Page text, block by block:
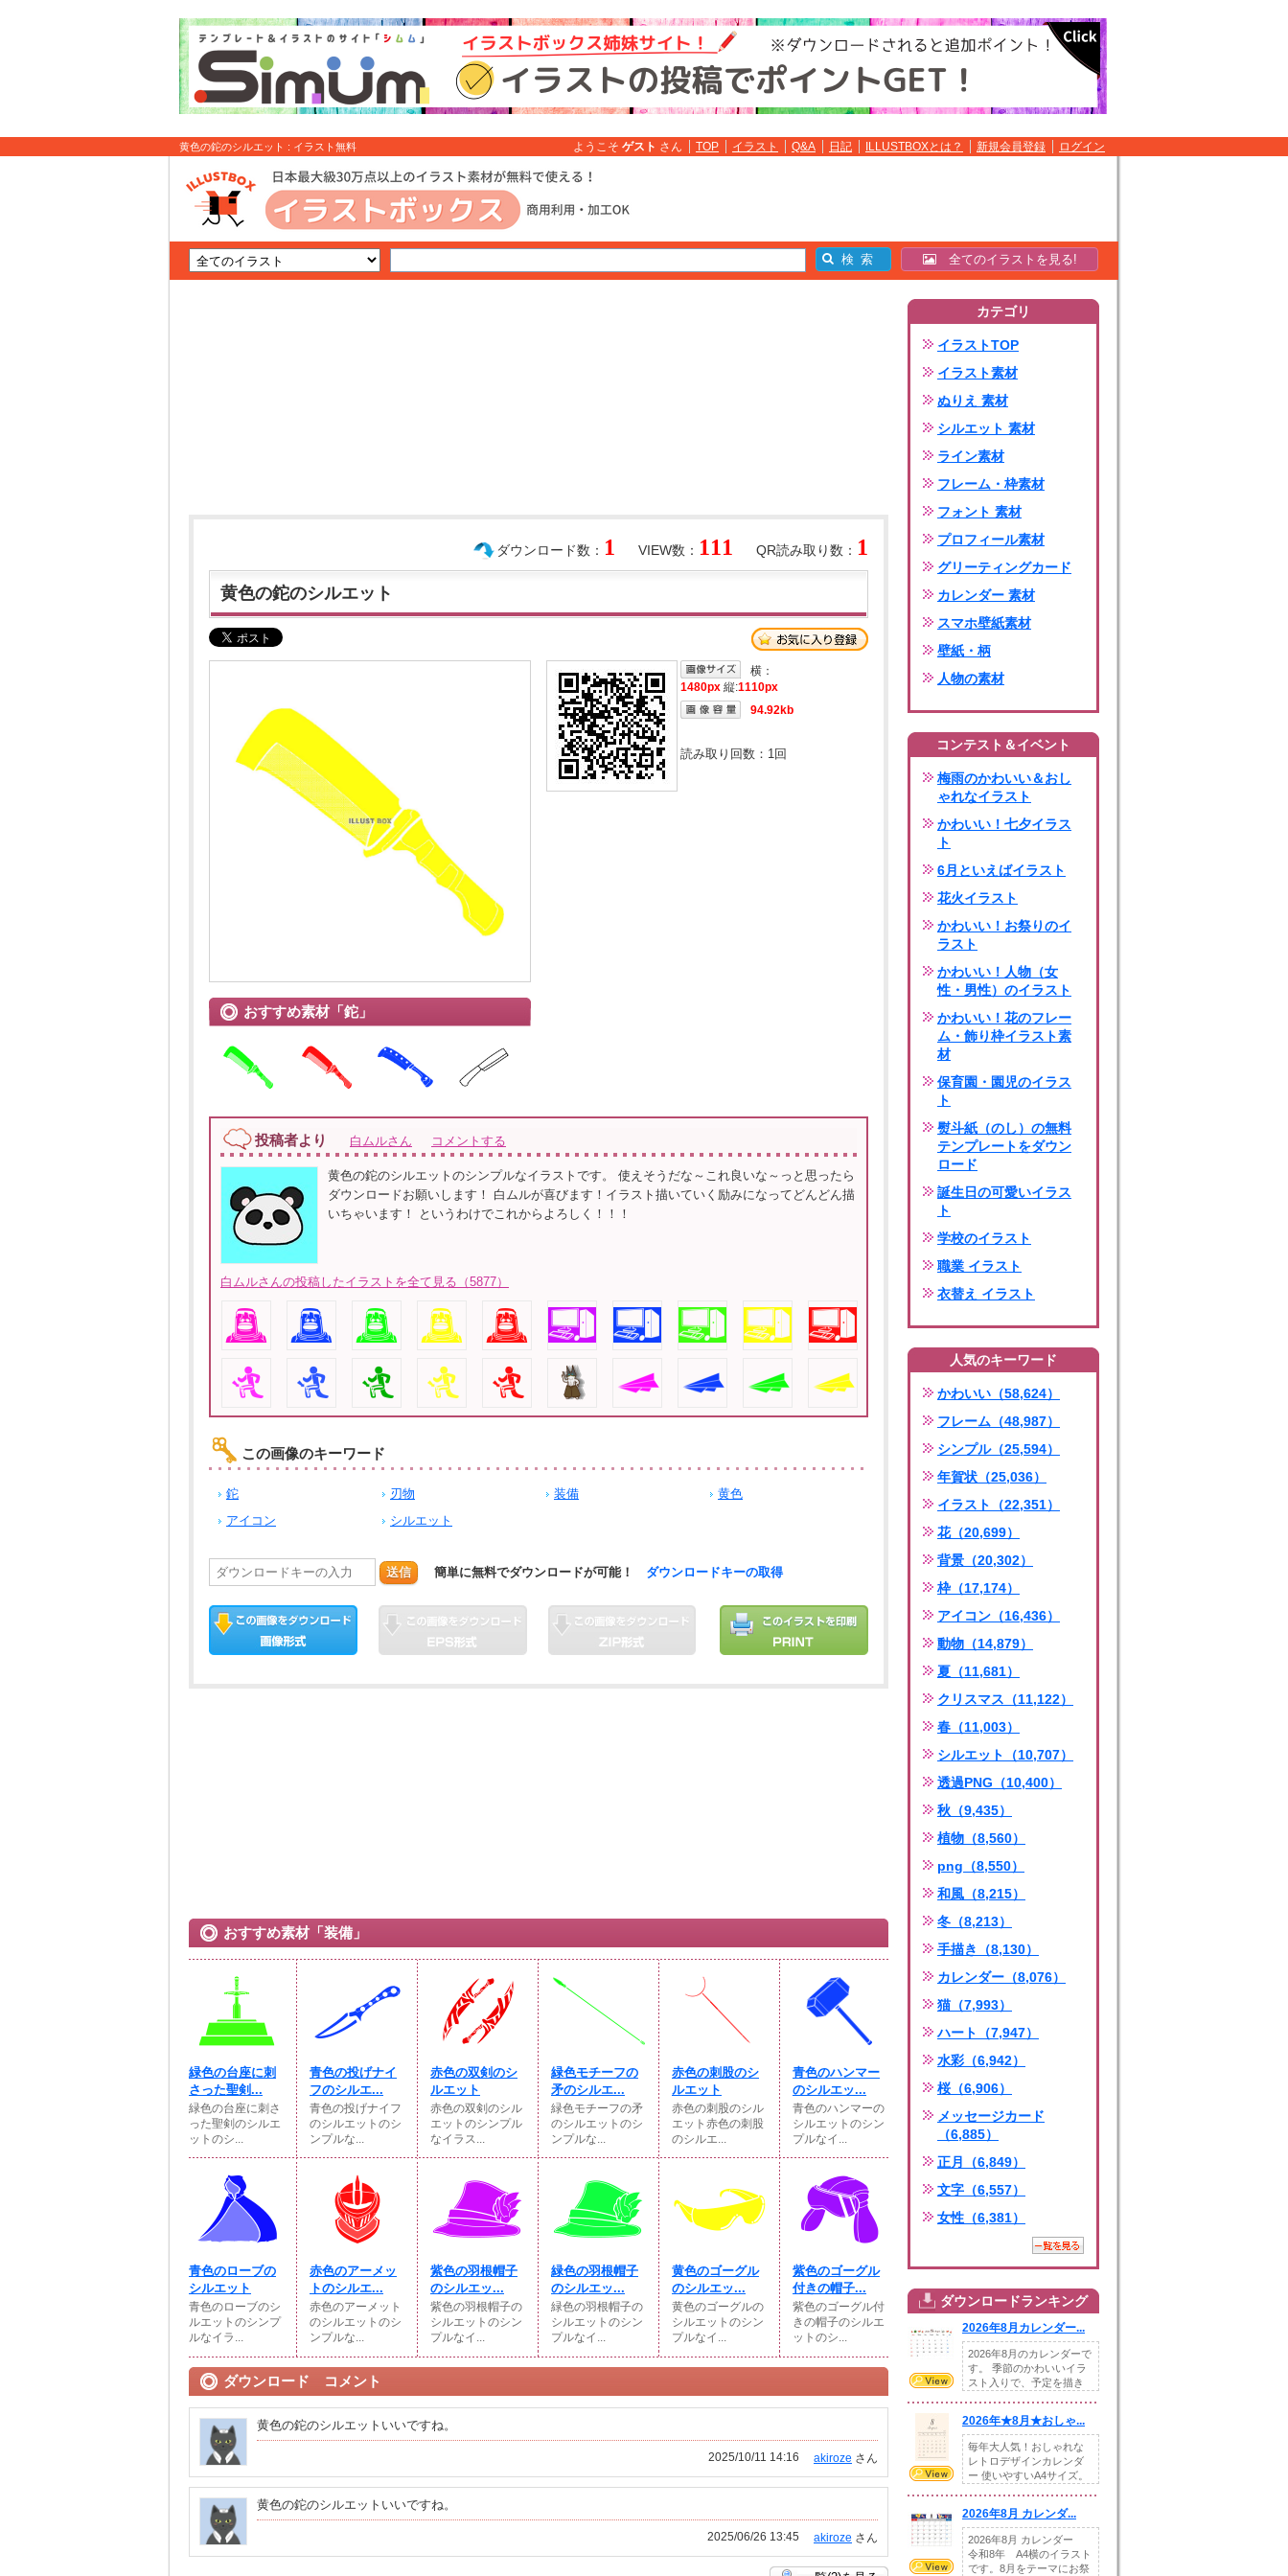
黄色の鉈のシルエット : イラスト無料 ようこそ ゲスト さん TOP イラスト Q&A 日記 ILLUSTBOXとは？ 新規会員登録 ログイン
全てのイラストを見る!
QR読み取り数： 1
VIEW数： 111
ダウンロード数： 1
黄色の鉈のシルエット
おすすめ素材「鉈」
横：
1480px 縦:1110px
94.92kb
読み取り回数： 1回
投稿者より 白ムルさん コメントする
黄色の鉈のシルエットのシンプルなイラストです。 使えそうだな～これ良いな～っと思ったら
ダウンロードお願いします！ 白ムルが喜びます！イラスト描いていく励みになってどんどん描
いちゃいます！ というわけでこれからよろしく！！！
白ムルさんの投稿したイラストを全て見る（5877）
この画像のキーワード
鉈 刃物 装備
黄色
アイコン
シルエット
送信 簡単に無料でダウンロードが可能！ ダウンロードキーの取得
おすすめ素材「装備」
緑色の台座に刺
さった聖剣...
緑色の台座に刺さ
った聖剣のシルエ
ットのシ...
青色の投げナイ
フのシルエ...
青色の投げナイフ
のシルエットのシ
ンプルな...
赤色の双剣のシ
ルエット
赤色の双剣のシル
エットのシンプル
なイラス...
緑色モチーフの
矛のシルエ...
緑色モチーフの矛
のシルエットのシ
ンプルな...
赤色の刺股のシ
ルエット
赤色の刺股のシル
エット赤色の刺股
のシルエ...
青色のハンマー
のシルエッ...
青色のハンマーの
シルエットのシン
プルなイ...
青色のローブの
シルエット
青色のローブのシ
ルエットのシンプ
ルなイラ...
赤色のアーメッ
トのシルエ...
赤色のアーメット
のシルエットのシ
ンプルな...
紫色の羽根帽子
のシルエッ...
紫色の羽根帽子の
シルエットのシン
プルなイ...
緑色の羽根帽子
のシルエッ...
緑色の羽根帽子の
シルエットのシン
プルなイ...
黄色のゴーグル
のシルエッ...
黄色のゴーグルの
シルエットのシン
プルなイ...
紫色のゴーグル
付きの帽子...
紫色のゴーグル付
きの帽子のシルエ
ットのシ...
ダウンロード コメント
黄色の鉈のシルエットいいですね。
akiroze さん
2025/10/11 14:16
黄色の鉈のシルエットいいですね。
akiroze さん
2025/06/26 13:45
カテゴリ
イラストTOP
イラスト素材
ぬりえ 素材
シルエット 素材
ライン素材
フレーム・枠素材
フォント 素材
プロフィール素材
グリーティングカード
カレンダー 素材
スマホ壁紙素材
壁紙・柄
人物の素材
コンテスト＆イベント
梅雨のかわいい＆おし
ゃれなイラスト
かわいい！七夕イラス
ト
6月といえばイラスト
花火イラスト
かわいい！お祭りのイ
ラスト
かわいい！人物（女
性・男性）のイラスト
かわいい！花のフレー
ム・飾り枠イラスト素
材
保育園・園児のイラス
ト
熨斗紙（のし）の無料
テンプレートをダウン
ロード
誕生日の可愛いイラス
ト
学校のイラスト
職業 イラスト
衣替え イラスト
人気のキーワード
かわいい（58,624）
フレーム（48,987）
シンプル（25,594）
年賀状（25,036）
イラスト（22,351）
花（20,699）
背景（20,302）
枠（17,174）
アイコン（16,436）
動物（14,879）
夏（11,681）
クリスマス（11,122）
春（11,003）
シルエット（10,707）
透過PNG（10,400）
秋（9,435）
植物（8,560）
png（8,550）
和風（8,215）
冬（8,213）
手描き（8,130）
カレンダー（8,076）
猫（7,993）
ハート（7,947）
水彩（6,942）
桜（6,906）
メッセージカード
（6,885）
正月（6,849）
文字（6,557）
女性（6,381）
ダウンロードランキング
2026年8月カレンダー...
2026年8月のカレンダーで
す。 季節のかわいいイラ
スト入りで、予定を描き
2026年★8月★おしゃ...
毎年大人気！おしゃれな
レトロデザインカレンダ
ー 使いやすいA4サイズ。
2026年8月 カレンダ...
2026年8月 カレンダー
令和8年 A4横のイラスト
です。8月をテーマにお祭